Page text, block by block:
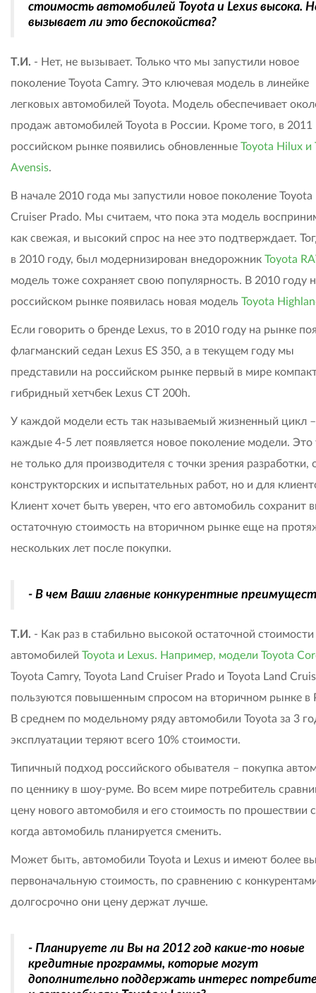
стоимость автомобилей Toyota и Lexus высока.
вызывает ли это беспокойства?
Т.И. - Нет, не вызывает. Только что мы запустили новое
поколение Toyota Camry. Это ключевая модель в линейке
легковых автомобилей Toyota. Модель обеспечивает
продаж автомобилей Toyota в России. Кроме того, в 2011
российском рынке появились обновленные Toyota Hilux и
Avensis.
В начале 2010 года мы запустили новое поколение Toyota
Cruiser Prado. Мы считаем, что пока эта модель
как свежая, и высокий спрос на нее это подтверждает.
в 2010 году, был модернизирован внедорожник Toyota
модель тоже сохраняет свою популярность. В 2010 году
российском рынке появилась новая модель Toyota
Если говорить о бренде Lexus, то в 2010 году на рынке
флагманский седан Lexus ES 350, а в текущем году мы
представили на российском рынке первый в мире
гибридный хетчбек Lexus CT 200h.
У каждой модели есть так называемый жизненный цикл –
каждые 4-5 лет появляется новое поколение модели. Это
не только для производителя с точки зрения разработки,
конструкторских и испытательных работ, но и для
Клиент хочет быть уверен, что его автомобиль сохранит
остаточную стоимость на вторичном рынке еще на
нескольких лет после покупки.
- В чем Ваши главные конкурентные
Т.И. - Как раз в стабильно высокой остаточной стоимости
автомобилей Toyota и Lexus. Например, модели Toyota
Toyota Camry, Toyota Land Cruiser Prado и Toyota Land
пользуются повышенным спросом на вторичном рынке в
В среднем по модельному ряду автомобили Toyota за 3
эксплуатации теряют всего 10% стоимости.
Типичный подход российского обывателя – покупка
по ценнику в шоу-руме. Во всем мире потребитель
цену нового автомобиля и его стоимость по прошествии
когда автомобиль планируется сменить.
Может быть, автомобили Toyota и Lexus и имеют более
первоначальную стоимость, по сравнению с
долгосрочно они цену держат лучше.
- Планируете ли Вы на 2012 год какие-то новые
кредитные программы, которые могут
дополнительно поддержать интерес